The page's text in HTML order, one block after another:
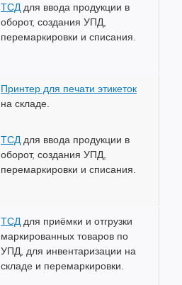
ТСД для ввода продукции в
оборот, создания УПД,
перемаркировки и списания.
Принтер для печати этикеток
на складе.
ТСД для ввода продукции в
оборот, создания УПД,
перемаркировки и списания.
ТСД для приёмки и отгрузки
маркированных товаров по
УПД, для инвентаризации на
складе и перемаркировки.